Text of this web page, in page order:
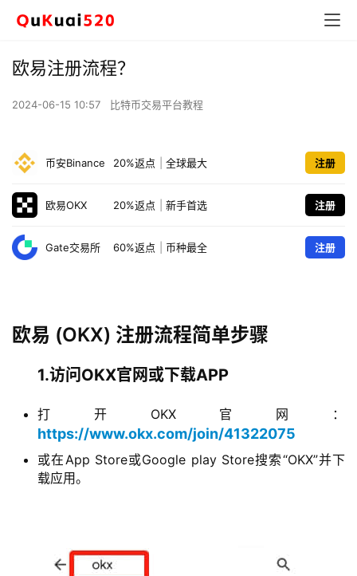
欧易注册流程？
2024-06-15 10:57 比特币交易平台教程
币安Binance 20%返点 全球最大 注册
欧易OKX 20%返点 新手首选 注册
Gate交易所 60%返点 币种最全 注册
欧易 (OKX) 注册流程简单步骤
1.访问OKX官网或下载APP
打开OKX官网：
https://www.okx.com/join/41322075
或在App Store或Google play Store搜索“OKX”并下
载应用。